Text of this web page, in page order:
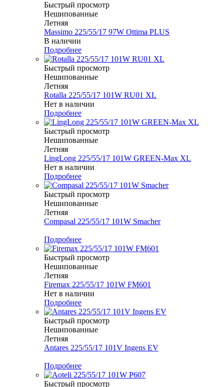
Быстрый просмотр
Нешипованные
Летняя
Massimo 225/55/17 97W Ottima PLUS
В наличии
Подробнее
Быстрый просмотр
Нешипованные
Летняя
Rotalla 225/55/17 101W RU01 XL
Нет в наличии
Подробнее
Быстрый просмотр
Нешипованные
Летняя
LingLong 225/55/17 101W GREEN-Max XL
Нет в наличии
Подробнее
Быстрый просмотр
Нешипованные
Летняя
Compasal 225/55/17 101W Smacher
Подробнее
Быстрый просмотр
Нешипованные
Летняя
Firemax 225/55/17 101W FM601
Нет в наличии
Подробнее
Быстрый просмотр
Нешипованные
Летняя
Antares 225/55/17 101V Ingens EV
Подробнее
Быстрый просмотр